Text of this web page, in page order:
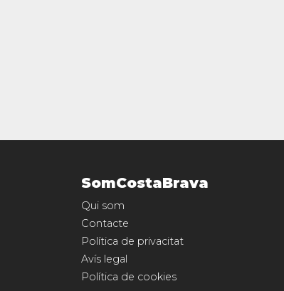
SomCostaBrava
Qui som
Contacte
Política de privacitat
Avís legal
Política de cookies